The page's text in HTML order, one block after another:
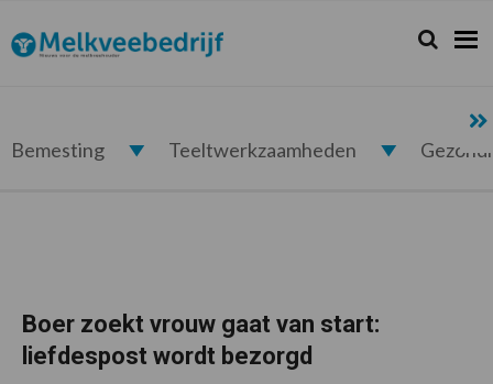
de
hoofdnavigatie
de
hoofd
de
eerste
de
voettekst
Melkveebedrijf.nl Zoeken...
Zoek
Bemesting Teeltwerkzaamheden
Boer zoekt vrouw gaat van start:
liefdespost wordt bezorgd